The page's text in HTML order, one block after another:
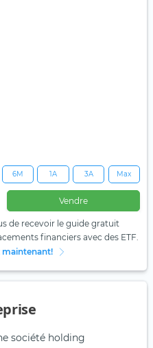
6M 1A 3A Max
Vendre
de recevoir le guide gratuit
financiers avec des ETF.
maintenant!
société holding